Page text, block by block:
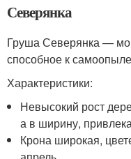
Северянка
Груша Северянка —
способное к
Характеристики:
Невысокий рост
а в ширину,
Крона широкая,